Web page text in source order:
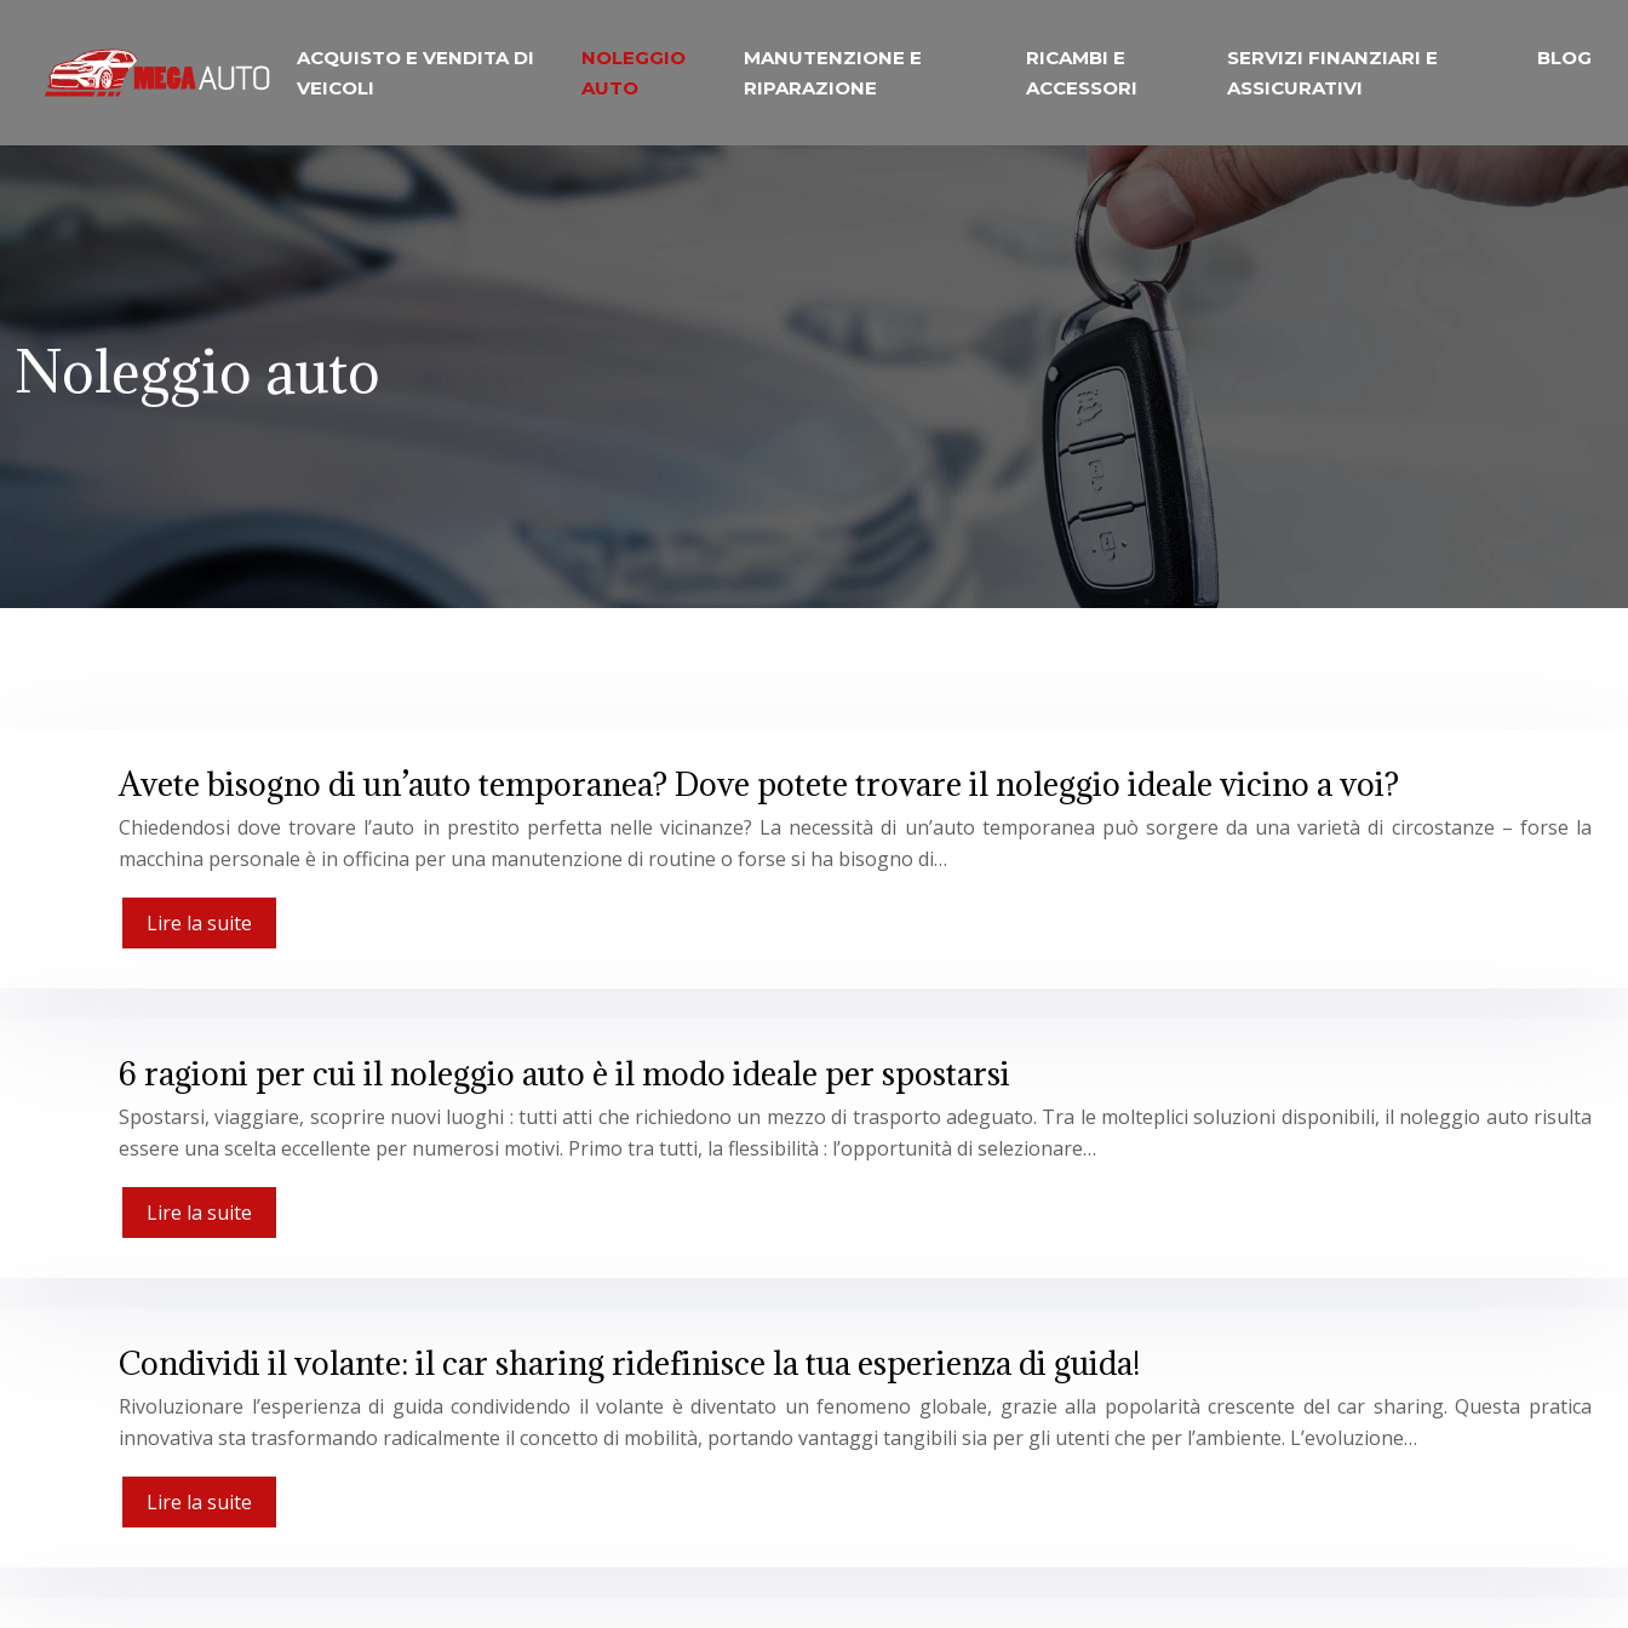
ACQUISTO E VENDITA DI
VEICOLI
NOLEGGIO
AUTO
MANUTENZIONE E
RIPARAZIONE
RICAMBI E
ACCESSORI
SERVIZI FINANZIARI E
ASSICURATIVI
BLOG
Noleggio auto
Avete bisogno di un’auto temporanea? Dove potete trovare il noleggio ideale vicino a voi?
Chiedendosi dove trovare l’auto in prestito perfetta nelle vicinanze? La necessità di un’auto temporanea può sorgere da una varietà di circostanze – forse la
macchina personale è in officina per una manutenzione di routine o forse si ha bisogno di…
Lire la suite
6 ragioni per cui il noleggio auto è il modo ideale per spostarsi
Spostarsi, viaggiare, scoprire nuovi luoghi : tutti atti che richiedono un mezzo di trasporto adeguato. Tra le molteplici soluzioni disponibili, il noleggio auto risulta
essere una scelta eccellente per numerosi motivi. Primo tra tutti, la flessibilità : l’opportunità di selezionare…
Lire la suite
Condividi il volante: il car sharing ridefinisce la tua esperienza di guida!
Rivoluzionare l’esperienza di guida condividendo il volante è diventato un fenomeno globale, grazie alla popolarità crescente del car sharing. Questa pratica
innovativa sta trasformando radicalmente il concetto di mobilità, portando vantaggi tangibili sia per gli utenti che per l’ambiente. L’evoluzione…
Lire la suite